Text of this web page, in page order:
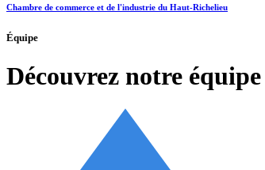
Chambre de commerce et de l'industrie du Haut-Richelieu
Équipe
Découvrez notre équipe